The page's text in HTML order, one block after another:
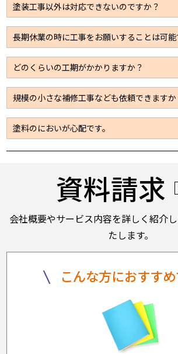
塗装工事以外は対応できないのですか？
大規模修繕の場合は塗装以外のメン
事も多いため、板金、左官、設備、
パートナー企業を通じて施工できる
ますので安心してお問い合わせくださ
長期休業の時に工事をお願いすることは可能
休業日での施工も可能です。ただ通常
工できる工事量が限られてしまうた
れているようであればお早目にお問
い。
どのくらいの工期がかかりますか？
施工規模に応じて数日～2カ月と大き
ます。見積依頼をいただき、現地の調
だければその際におおよその工期に
きると思います。
また、お客様側で工期が決まっている
規模の小さな補修工事なども依頼できますか
もちろん可能です。お気軽にお問い合
塗料のにおいが心配です。
使用する塗料の種類を使い分けるこ
料も水性、溶剤など各種取り揃えてお
資料請求
会社概要やサービス内容を詳しく紹介
たします。
こんな方におすす